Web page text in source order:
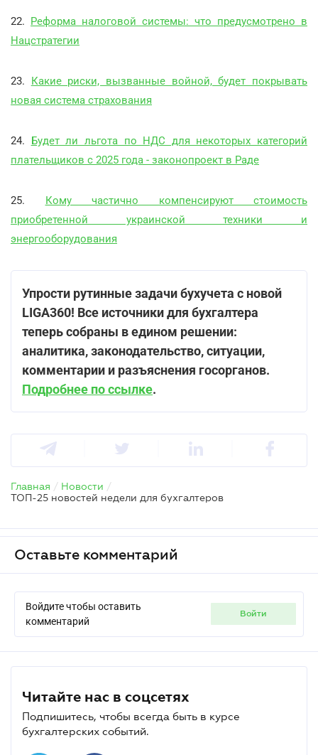
22. Реформа налоговой системы: что предусмотрено в
Нацстратегии
23. Какие риски, вызванные войной, будет покрывать
новая система страхования
24. Будет ли льгота по НДС для некоторых категорий
плательщиков с 2025 года - законопроект в Раде
25. Кому частично компенсируют стоимость
приобретенной украинской техники и
энергооборудования
Упрости рутинные задачи бухучета с новой
LIGA360! Все источники для бухгалтера
теперь собраны в едином решении:
аналитика, законодательство, ситуации,
комментарии и разъяснения госорганов.
Подробнее по ссылке.
Главная / Новости /
ТОП-25 новостей недели для бухгалтеров
Оставьте комментарий
Войдите чтобы оставить
комментарий
войти
Читайте нас в соцсетях
Подпишитесь, чтобы всегда быть в курсе
бухгалтерских событий.